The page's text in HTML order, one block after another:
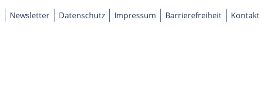
Newsletter Datenschutz Impressum Barrierefreiheit Kontakt